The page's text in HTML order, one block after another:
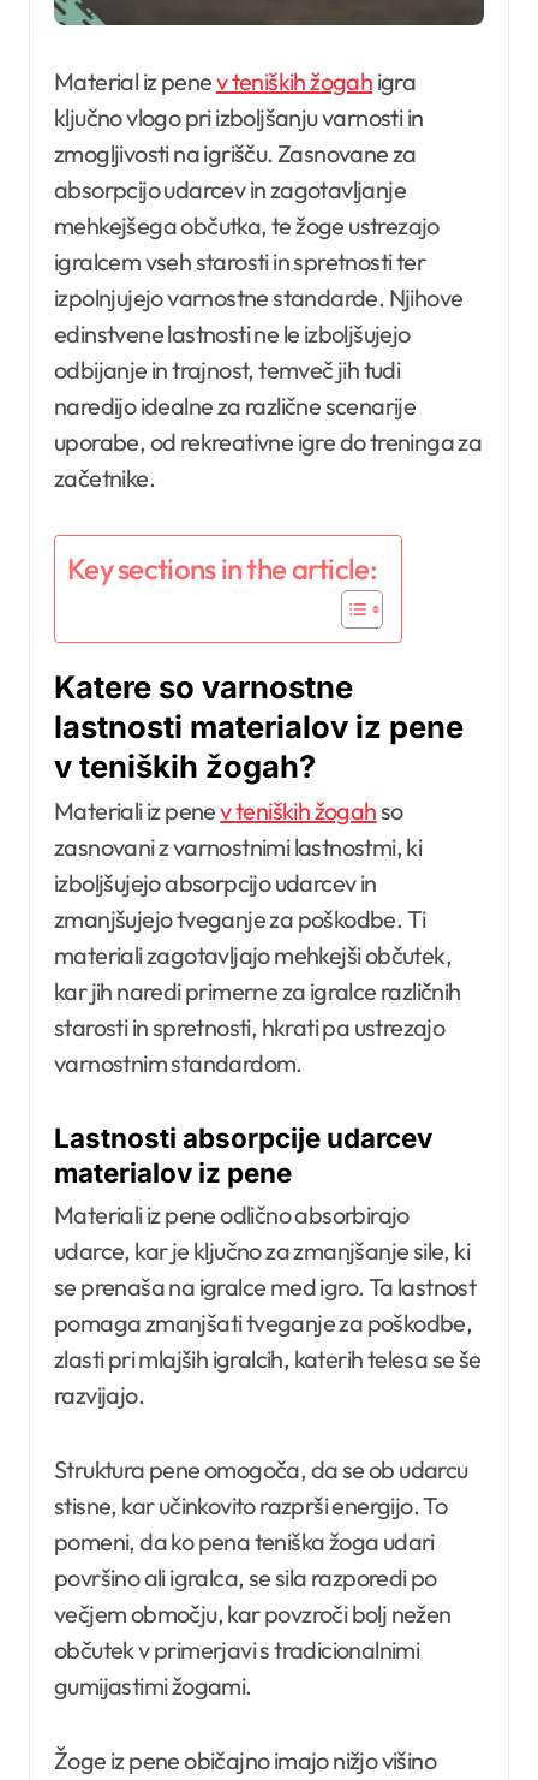
Material iz penev teniških žogah igra
ključno vlogo pri izboljšanju varnosti in
zmogljivosti na igrišču. Zasnovane za
absorpcijo udarcev in zagotavljanje
mehkejšega občutka, te žoge ustrezajo
igralcem vseh starosti in spretnosti ter
izpolnjujejo varnostne standarde. Njihove
edinstvene lastnosti ne le izboljšujejo
odbijanje in trajnost, temveč jih tudi
naredijo idealne za različne scenarije
uporabe, od rekreativne igre do treninga za
začetnike.
Key sections in the article:
Katere so varnostne
lastnosti materialov iz pene
v teniških žogah?
Materiali iz penev teniških žogahso
zasnovani z varnostnimi lastnostmi, ki
izboljšujejo absorpcijo udarcev in
zmanjšujejo tveganje za poškodbe. Ti
materiali zagotavljajo mehkejši občutek,
kar jih naredi primerne za igralce različnih
starosti in spretnosti, hkrati pa ustrezajo
varnostnim standardom.
Lastnosti absorpcije udarcev
materialov iz pene
Materiali iz pene odlično absorbirajo
udarce, kar je ključno za zmanjšanje sile, ki
se prenaša na igralce med igro. Ta lastnost
pomaga zmanjšati tveganje za poškodbe,
zlasti pri mlajših igralcih, katerih telesa se še
razvijajo.
Struktura pene omogoča, da se ob udarcu
stisne, kar učinkovito razprši energijo. To
pomeni, da ko pena teniška žoga udari
površino ali igralca, se sila razporedi po
večjem območju, kar povzroči bolj nežen
občutek v primerjavi s tradicionalnimi
gumijastimi žogami.
Žoge iz pene običajno imajo nižjo višino